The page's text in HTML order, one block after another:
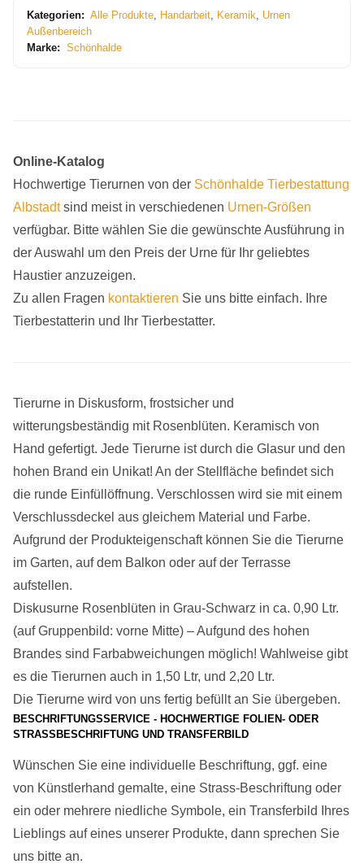
Kategorien: Alle Produkte, Handarbeit, Keramik, Urnen
Außenbereich
Marke: Schönhalde
Online-Katalog
Hochwertige Tierurnen von der Schönhalde Tierbestattung
Albstadtsind meist in verschiedenen Urnen-Größen
verfügbar. Bitte wählen Sie die gewünschte Ausführung in
der Auswahl um den Preis der Urne für Ihr geliebtes
Haustier anzuzeigen.
Zu allen Fragen kontaktieren Sie uns bitte einfach. Ihre
Tierbestatterin und Ihr Tierbestatter.
Tierurne in Diskusform, frostsicher und
witterungsbeständig mit Rosenblüten. Keramisch von
Hand gefertigt. Jede Tierurne ist durch die Glasur und den
hohen Brand ein Unikat! An der Stellfläche befindet sich
die runde Einfüllöffnung. Verschlossen wird sie mit einem
Verschlussdeckel aus gleichem Material und Farbe.
Aufgrund der Produkteigenschaft können Sie die Tierurne
im Garten, auf dem Balkon oder auf der Terrasse
aufstellen.
Diskusurne Rosenblüten in Grau-Schwarz in ca. 0,90 Ltr.
(auf Gruppenbild: vorne Mitte) – Aufgund des hohen
Brandes sind Farbabweichungen möglich! Wahlweise gibt
es die Tierurnen auch in 1,50 Ltr, und 2,20 Ltr.
Die Tierurne wird von uns fertig befüllt an Sie übergeben.
BESCHRIFTUNGSSERVICE - HOCHWERTIGE FOLIEN- ODER
STRASSBESCHRIFTUNG UND TRANSFERBILD
Wünschen Sie eine individuelle Beschriftung, ggf. eine
von Künstlerhand gemalte, eine Strass-Beschriftung oder
ein oder mehrere niedliche Symbole, ein Transferbild Ihres
Lieblings auf eines unserer Produkte, dann sprechen Sie
uns bitte an.